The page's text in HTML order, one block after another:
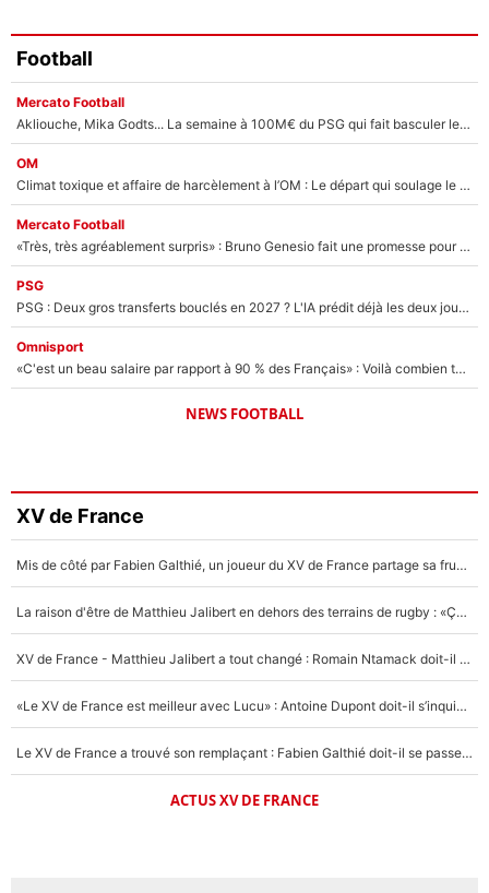
Football
Mercato Football
Akliouche, Mika Godts... La semaine à 100M€ du PSG qui fait basculer le mercato du PSG !
OM
Climat toxique et affaire de harcèlement à l’OM : Le départ qui soulage le vestiaire de Bruno Genesio
Mercato Football
«Très, très agréablement surpris» : Bruno Genesio fait une promesse pour la suite du mercato de l’OM et rassure les supporters
PSG
PSG : Deux gros transferts bouclés en 2027 ? L'IA prédit déjà les deux joueurs qui pourraient rejoindre Luis Enrique !
Omnisport
«C'est un beau salaire par rapport à 90 % des Français» : Voilà combien touchait Nelson Monfort sur France Télévisions avant de rejoindre CNews
NEWS FOOTBALL
XV de France
Mis de côté par Fabien Galthié, un joueur du XV de France partage sa frustration : «ils ne me l’ont pas dit tout de suite»
La raison d'être de Matthieu Jalibert en dehors des terrains de rugby : «Ça m'atteint autant que si tu touches à un membre de ma famille»
XV de France - Matthieu Jalibert a tout changé : Romain Ntamack doit-il s’inquiéter pour sa place à un an de la Coupe du monde ?
«Le XV de France est meilleur avec Lucu» : Antoine Dupont doit-il s’inquiéter pour sa place ?
Le XV de France a trouvé son remplaçant : Fabien Galthié doit-il se passer d'Antoine Dupont ?
ACTUS XV DE FRANCE